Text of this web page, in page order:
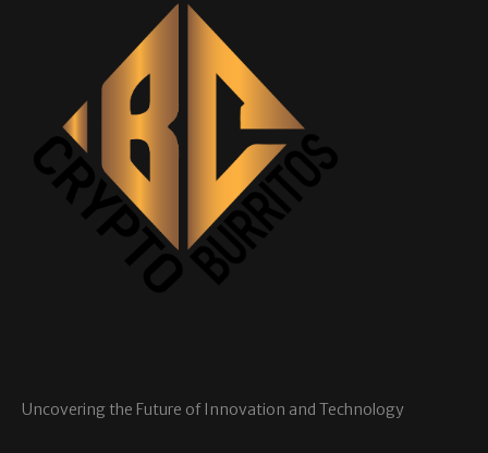
Uncovering the Future of Innovation and Technology